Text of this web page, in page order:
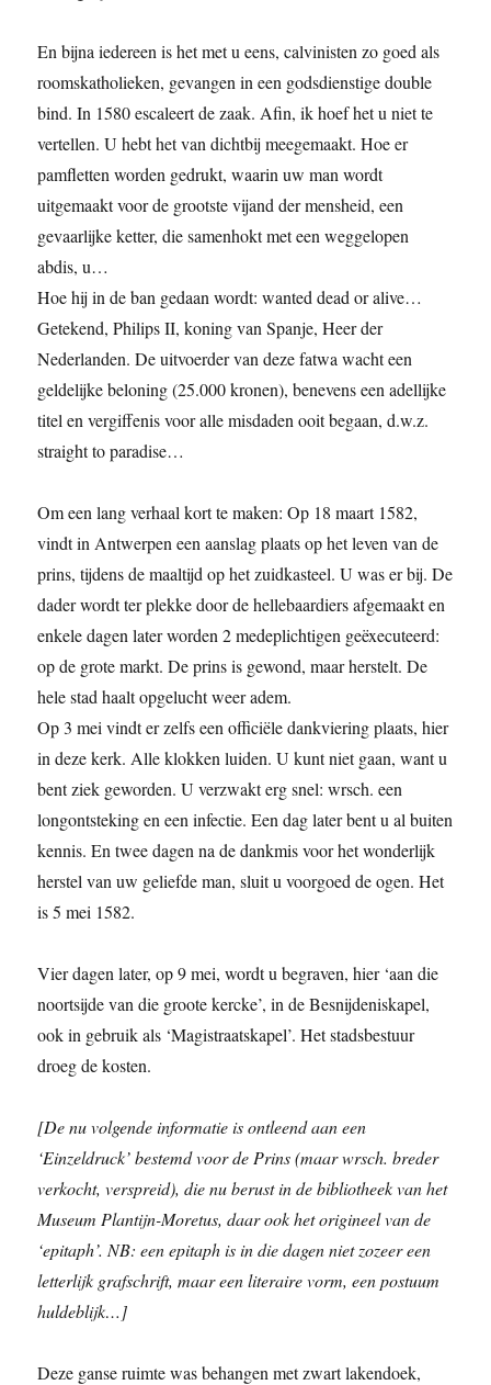
En bijna iedereen is het met u eens, calvinisten zo goed als
roomskatholieken, gevangen in een godsdienstige double
bind. In 1580 escaleert de zaak. Afin, ik hoef het u niet te
vertellen. U hebt het van dichtbij meegemaakt. Hoe er
pamfletten worden gedrukt, waarin uw man wordt
uitgemaakt voor de grootste vijand der mensheid, een
gevaarlijke ketter, die samenhokt met een weggelopen
abdis, u…
Hoe hij in de ban gedaan wordt: wanted dead or alive…
Getekend, Philips II, koning van Spanje, Heer der
Nederlanden. De uitvoerder van deze fatwa wacht een
geldelijke beloning (25.000 kronen), benevens een adellijke
titel en vergiffenis voor alle misdaden ooit begaan, d.w.z.
straight to paradise…
Om een lang verhaal kort te maken: Op 18 maart 1582,
vindt in Antwerpen een aanslag plaats op het leven van de
prins, tijdens de maaltijd op het zuidkasteel. U was er bij. De
dader wordt ter plekke door de hellebaardiers afgemaakt en
enkele dagen later worden 2 medeplichtigen geëxecuteerd:
op de grote markt. De prins is gewond, maar herstelt. De
hele stad haalt opgelucht weer adem.
Op 3 mei vindt er zelfs een officiële dankviering plaats, hier
in deze kerk. Alle klokken luiden. U kunt niet gaan, want u
bent ziek geworden. U verzwakt erg snel: wrsch. een
longontsteking en een infectie. Een dag later bent u al buiten
kennis. En twee dagen na de dankmis voor het wonderlijk
herstel van uw geliefde man, sluit u voorgoed de ogen. Het
is 5 mei 1582.
Vier dagen later, op 9 mei, wordt u begraven, hier ‘aan die
noortsijde van die groote kercke’, in de Besnijdeniskapel,
ook in gebruik als ‘Magistraatskapel’. Het stadsbestuur
droeg de kosten.
[De nu volgende informatie is ontleend aan een
‘Einzeldruck’ bestemd voor de Prins (maar wrsch. breder
verkocht, verspreid), die nu berust in de bibliotheek van het
Museum Plantijn-Moretus, daar ook het origineel van de
‘epitaph’. NB: een epitaph is in die dagen niet zozeer een
letterlijk grafschrift, maar een literaire vorm, een postuum
huldeblijk…]
Deze ganse ruimte was behangen met zwart lakendoek,